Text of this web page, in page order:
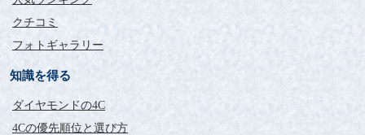
クチコミ
フォトギャラリー
知識を得る
ダイヤモンドの4C
4Cの優先順位と選び方